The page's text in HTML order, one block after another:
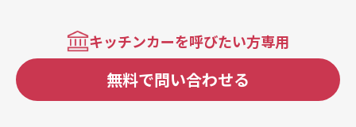
キッチンカーを呼びたい方専用
無料で問い合わせる